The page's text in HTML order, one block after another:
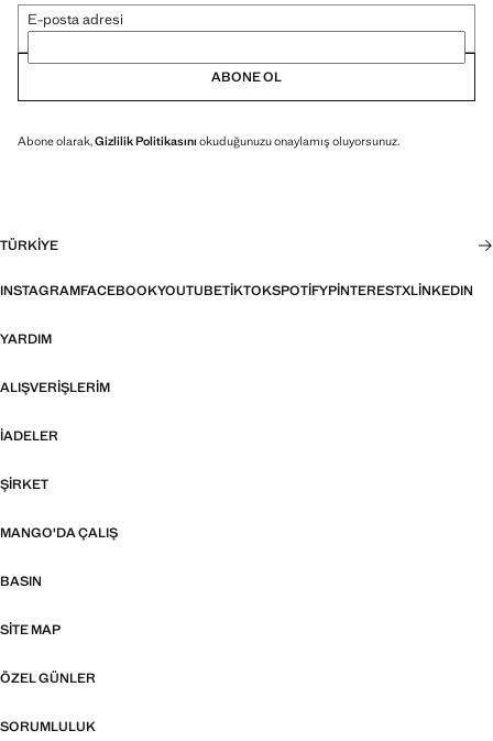
E-posta adresi
ABONE OL
Abone olarak,Gizlilik Politikasını okuduğunuzu onaylamış oluyorsunuz.
TÜRKIYE
INSTAGRAMFACEBOOKYOUTUBETIKTOKSPOTIFYPINTERESTXLINKEDIN
YARDIM
ALIŞVERIŞLERIM
İADELER
ŞIRKET
MANGO'DA ÇALIŞ
BASIN
SITE MAP
ÖZEL GÜNLER
SORUMLULUK